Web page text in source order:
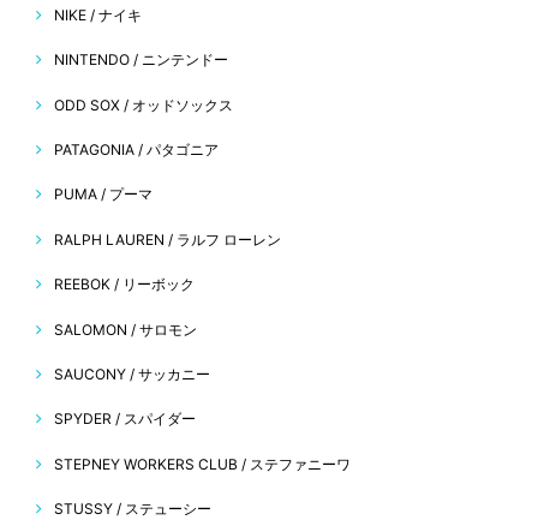
NIKE / ナイキ
NINTENDO / ニンテンドー
ODD SOX / オッドソックス
PATAGONIA / パタゴニア
PUMA / プーマ
RALPH LAUREN / ラルフ ローレン
REEBOK / リーボック
SALOMON / サロモン
SAUCONY / サッカニー
SPYDER / スパイダー
STEPNEY WORKERS CLUB / ステファニーワ
STUSSY / ステューシー